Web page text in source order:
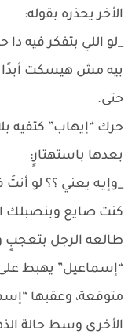
الأخر يحذره بقوله:
_لو اللي بتفكر فيه
بيه مش هيسكت أبدًا
حتى.
حرك “إيهاب” كتفيه
بعدها باستهتارٍ:
_وإيـه يعني ؟؟ لو
كنت صايع وبنصبلك
طالعه الرجل بتعجبٍ
“إسماعيل” يهبط
متوقعة، وعقبها
الأخرى وسط حالة